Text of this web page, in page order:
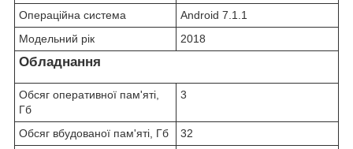
Операційна система
Android 7.1.1
Модельний рік
2018
Обладнання
Обсяг оперативної пам'яті,
Гб
3
Обсяг вбудованої пам'яті, Гб
32